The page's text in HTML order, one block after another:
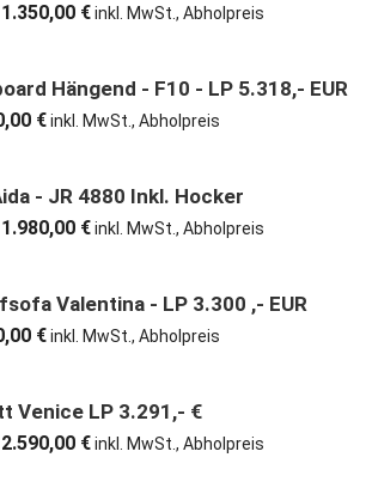
Ursprünglicher
2.263,00 €
1.350,00 €Aktueller
1.350,00 €.
inkl. MwSt., Abholpreis
Hängend - F10 - LP 5.318,- EUR
€
€Aktueller
3.190,00 €.
inkl. MwSt., Abholpreis
- JR 4880 Inkl. Hocker
Ursprünglicher
3.179,00 €
1.980,00 €Aktueller
1.980,00 €.
inkl. MwSt., Abholpreis
Valentina - LP 3.300 ,- EUR
€
€Aktueller
2.070,00 €.
inkl. MwSt., Abholpreis
Venice LP 3.291,- €
Ursprünglicher
2.590,00 €Aktueller
inkl. MwSt., Abholpreis